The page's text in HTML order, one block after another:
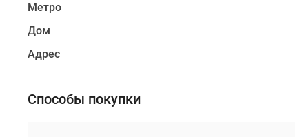
Метро
Дом
Адрес
Способы покупки